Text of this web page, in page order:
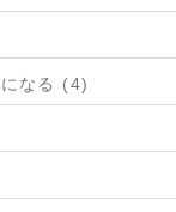
なる (4)